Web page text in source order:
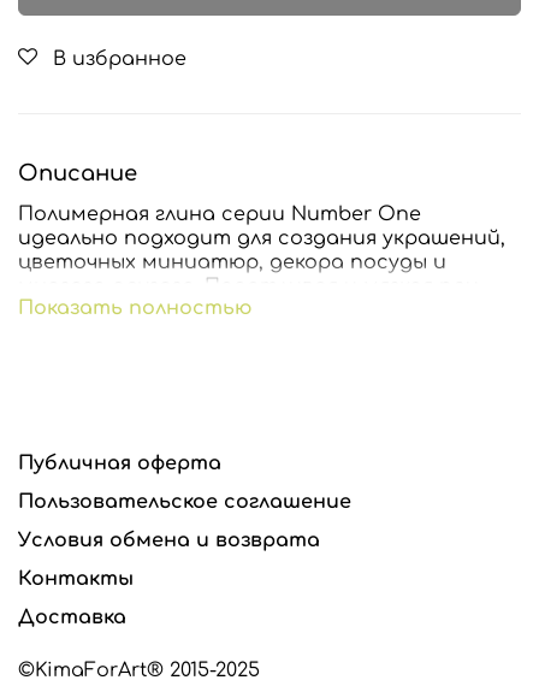
В избранное
Описание
Полимерная глина серии Number One
идеально подходит для создания украшений,
цветочных миниатюр, декора посуды и
многого другого. Податливая и мягкая при
лепке, цвета можно смешивать между собой
После запекания глина становится прочной и
гибкой, цвет сохраняется.
Готовое изделие обжигать 10-30 мин. при
Внимание: не допускается запекать изделия в
микроволновой печи!
Показать полностью
Публичная оферта
Пользовательское соглашение
Условия обмена и возврата
Контакты
Доставка
©KimaForArt® 2015-2025